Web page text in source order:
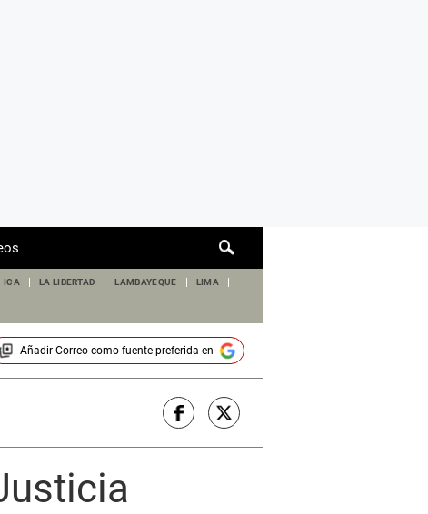
de
ICA LA LIBERTAD LAMBAYEQUE LIMA
Añadir Correocomo fuente preferida en